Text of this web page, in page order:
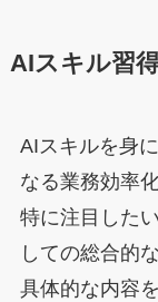
AIスキル習
AIスキルを身
なる業務効率
特に注目した
しての総合的
具体的な内容